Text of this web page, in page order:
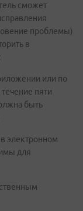
сможет
проблемы)
в
или по
пяти
быть
электронном
для